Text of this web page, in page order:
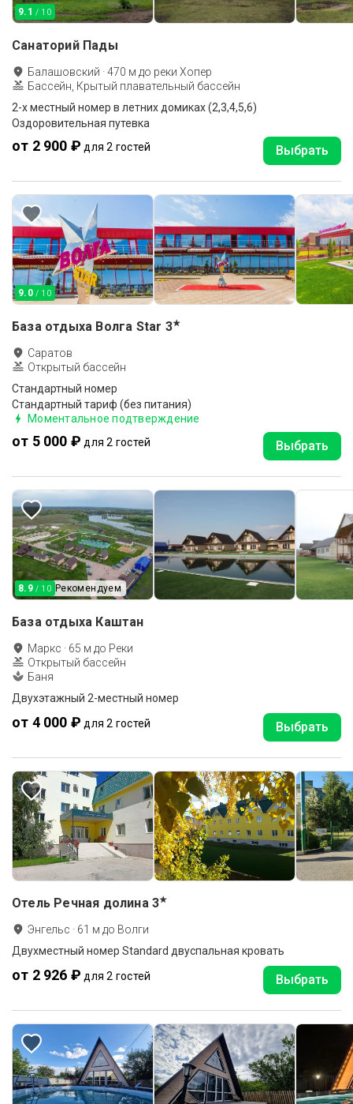
9.1 / 10
Санаторий Пады
Балашовский ·470 м до реки Хопер
Бассейн, Крытый плавательный бассейн
2-х местный номер в летних домиках (2,3,4,5,6)
Оздоровительная путевка
от 2 900 ₽ для 2 гостей Выбрать
9.0 / 10
База отдыха Волга Star 3★
Саратов
Открытый бассейн
Стандартный номер
Стандартный тариф (без питания)
Моментальное подтверждение
от 5 000 ₽ для 2 гостей Выбрать
8.9 / 10 Рекомендуем
База отдыха Каштан
Маркс · 65 м до Реки
Открытый бассейн
Баня
Двухэтажный 2-местный номер
от 4 000 ₽ для 2 гостей Выбрать
Отель Речная долина 3★
Энгельс · 61 м до Волги
Двухместный номер Standard двуспальная кровать
от 2 926 ₽ для 2 гостей Выбрать